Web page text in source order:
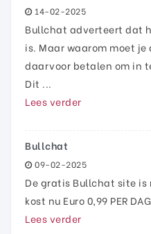
14-02-2025
Bullchat adverteert dat
is. Maar waarom moet je
daarvoor betalen om in
Dit ...
Lees verder
Bullchat
09-02-2025
De gratis Bullchat site is
kost nu Euro 0,99 PER
Lees verder